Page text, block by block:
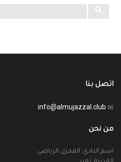
اتصل بنا
info@almujazzal.club
من نحن
اسم النادي: المجزل الرياضي